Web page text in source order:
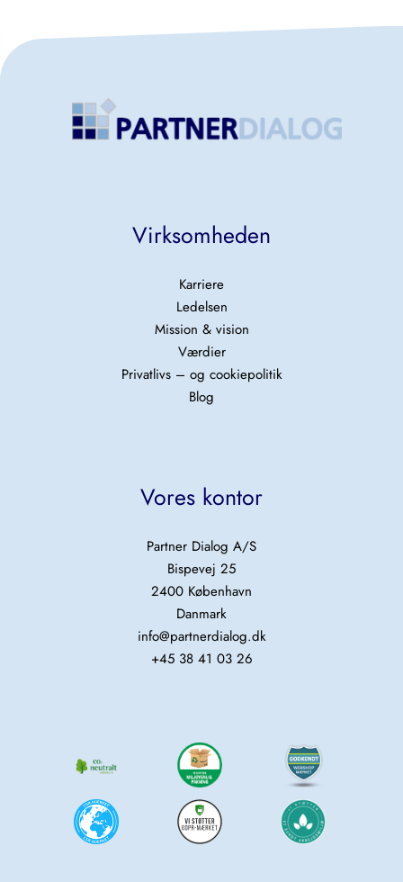
Virksomheden
Karriere
Ledelsen
Mission & vision
Værdier
Privatlivs – og cookiepolitik
Blog
Vores kontor
Partner Dialog A/S
Bispevej 25
2400 København
Danmark
info@partnerdialog.dk
+45 38 41 03 26